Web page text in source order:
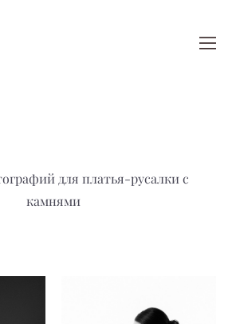
для платья-русалки с
камнями